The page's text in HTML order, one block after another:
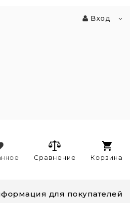
Вход
Корзина
Сравнение
для покупателей